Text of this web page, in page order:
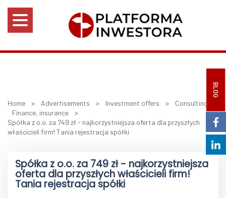
BLOG
Home > Advertisements > Investment offers > Consulting
Finance, insurance >
Spółka z o.o. za 749 zł - najkorzystniejsza oferta dla przyszłych
właścicieli firm! Tania rejestracja spółki
Spółka z o.o. za 749 zł - najkorzystniejsza
oferta dla przyszłych właścicieli firm!
Tania rejestracja spółki